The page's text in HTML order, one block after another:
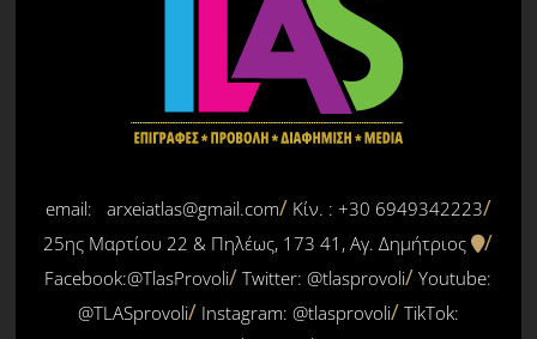
email: arxeiatlas@gmail.com
Κίν. : +30 6949342223
25ης Μαρτίου 22 & Πηλέως, 173 41, Αγ. Δημήτριος
Facebook:@TlasProvoli Twitter:@tlasprovoli Youtube:
@TLASprovoli
Instagram: @tlasprovoli TikTok: